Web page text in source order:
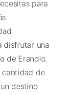
para
disfrutar una
de Erandio.
cantidad de
destino